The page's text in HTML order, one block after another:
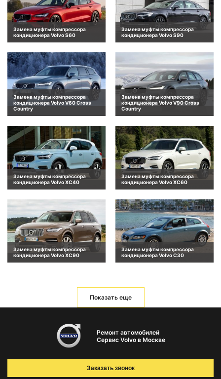
Замена муфты компрессора
кондиционера Volvo S60
Замена муфты компрессора
кондиционера Volvo S90
Замена муфты компрессора
кондиционера Volvo V60 Cross
Country
Замена муфты компрессора
кондиционера Volvo V90 Cross
Country
Замена муфты компрессора
кондиционера Volvo XC40
Замена муфты компрессора
кондиционера Volvo XC60
Замена муфты компрессора
кондиционера Volvo XC90
Замена муфты компрессора
кондиционера Volvo C30
Показать еще
Ремонт автомобилей
Сервис Volvo в Москве
Заказать звонок